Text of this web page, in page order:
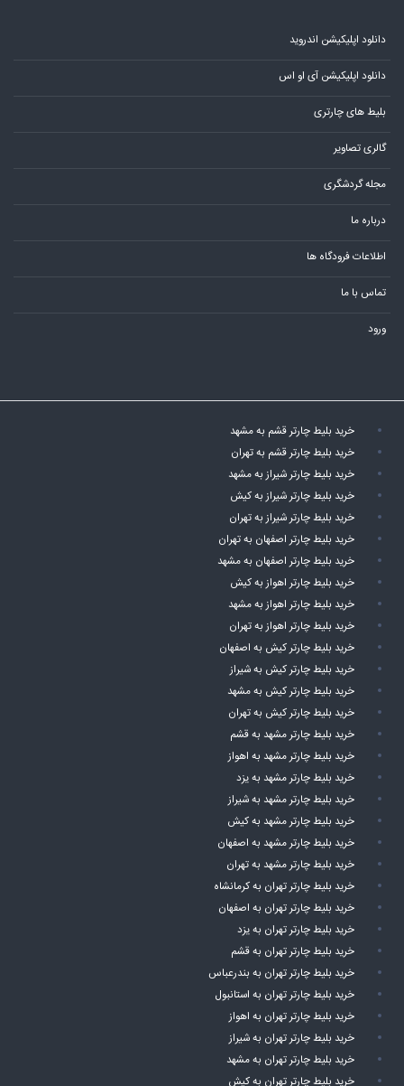
دانلود اپلیکیشن اندروید
دانلود اپلیکیشن آی او اس
بلیط های چارتری
گالری تصاویر
مجله گردشگری
درباره ما
اطلاعات فرودگاه ها
تماس با ما
ورود
خرید بلیط چارتر قشم به مشهد
خرید بلیط چارتر قشم به تهران
خرید بلیط چارتر شیراز به مشهد
خرید بلیط چارتر شیراز به کیش
خرید بلیط چارتر شیراز به تهران
خرید بلیط چارتر اصفهان به تهران
خرید بلیط چارتر اصفهان به مشهد
خرید بلیط چارتر اهواز به کیش
خرید بلیط چارتر اهواز به مشهد
خرید بلیط چارتر اهواز به تهران
خرید بلیط چارتر کیش به اصفهان
خرید بلیط چارتر کیش به شیراز
خرید بلیط چارتر کیش به مشهد
خرید بلیط چارتر کیش به تهران
خرید بلیط چارتر مشهد به قشم
خرید بلیط چارتر مشهد به اهواز
خرید بلیط چارتر مشهد به یزد
خرید بلیط چارتر مشهد به شیراز
خرید بلیط چارتر مشهد به کیش
خرید بلیط چارتر مشهد به اصفهان
خرید بلیط چارتر مشهد به تهران
خرید بلیط چارتر تهران به کرمانشاه
خرید بلیط چارتر تهران به اصفهان
خرید بلیط چارتر تهران به یزد
خرید بلیط چارتر تهران به قشم
خرید بلیط چارتر تهران به بندرعباس
خرید بلیط چارتر تهران به استانبول
خرید بلیط چارتر تهران به اهواز
خرید بلیط چارتر تهران به شیراز
خرید بلیط چارتر تهران به مشهد
خرید بلیط چارتر تهران به کیش